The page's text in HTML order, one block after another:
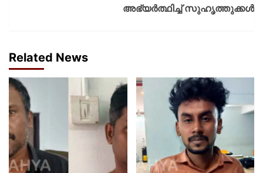
അഭ്യർത്ഥിച്ച്‌ സുഹൃത്തുക്കൾ
Related News